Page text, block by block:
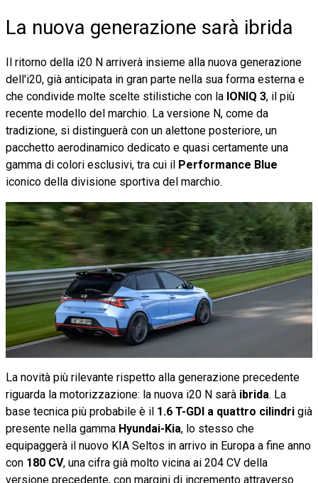
La nuova generazione sarà ibrida
Il ritorno della i20 N arriverà insieme alla nuova generazione
dell'i20, già anticipata in gran parte nella sua forma esterna e
che condivide molte scelte stilistiche con la IONIQ 3, il più
recente modello del marchio. La versione N, come da
tradizione, si distinguerà con un alettone posteriore, un
pacchetto aerodinamico dedicato e quasi certamente una
gamma di colori esclusivi, tra cui il Performance Blue
iconico della divisione sportiva del marchio.
La novità più rilevante rispetto alla generazione precedente
riguarda la motorizzazione: la nuova i20 N sarà ibrida. La
base tecnica più probabile è il 1.6 T-GDI a quattro cilindri già
presente nella gamma Hyundai-Kia, lo stesso che
equipaggerà il nuovo KIA Seltos in arrivo in Europa a fine anno
con 180 CV, una cifra già molto vicina ai 204 CV della
versione precedente, con margini di incremento attraverso